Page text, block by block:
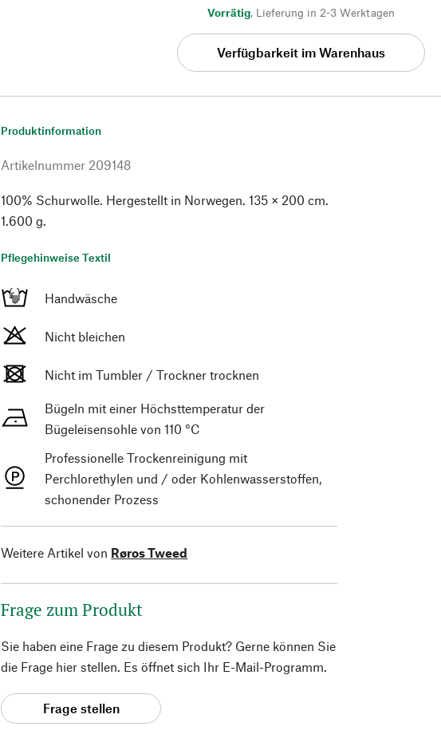
Vorrätig, Lieferung in 2-3 Werktagen
Verfügbarkeit im Warenhaus
Produktinformation
Artikelnummer 209148
100% Schurwolle. Hergestellt in Norwegen. 135 × 200 cm.
1.600 g.
Pflegehinweise Textil
Handwäsche
Nicht bleichen
Nicht im Tumbler / Trockner trocknen
Bügeln mit einer Höchsttemperatur der
Bügeleisensohle von 110 °C
Professionelle Trockenreinigung mit
Perchlorethylen und / oder Kohlenwasserstoffen,
schonender Prozess
Weitere Artikel von Røros Tweed
Frage zum Produkt
Sie haben eine Frage zu diesem Produkt? Gerne können Sie
die Frage hier stellen. Es öffnet sich Ihr E-Mail-Programm.
Frage stellen